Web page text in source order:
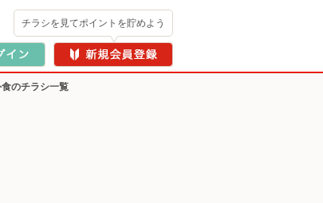
チラシを見てポイントを貯めよう
のチラシ一覧